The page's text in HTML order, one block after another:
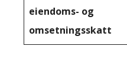
eiendoms- og
omsetningsskatt